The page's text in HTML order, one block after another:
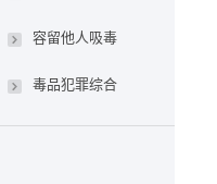
容留他人吸毒
毒品犯罪综合